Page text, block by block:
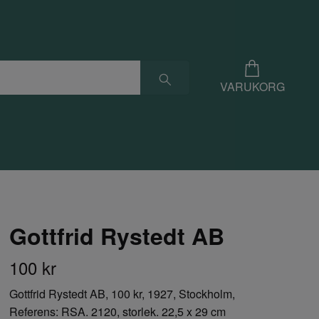
VARUKORG
Gottfrid Rystedt AB
100 kr
Gottfrid Rystedt AB, 100 kr, 1927, Stockholm,
Referens: RSA. 2120, storlek. 22,5 x 29 cm